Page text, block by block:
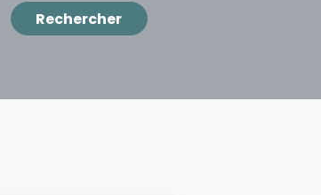
Rechercher
Rechercher